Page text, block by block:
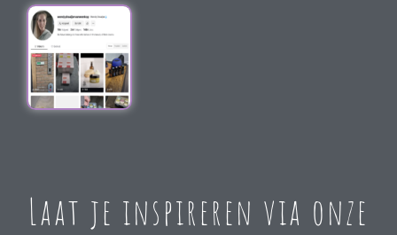
Laat je inspireren via onze